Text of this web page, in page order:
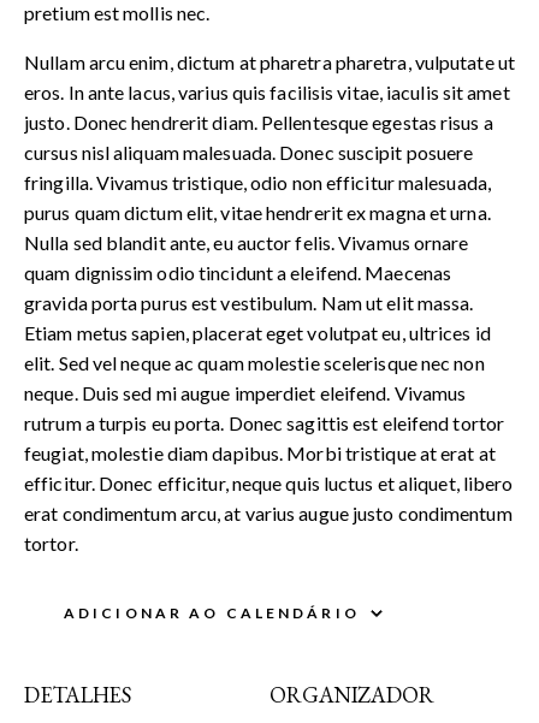
pretium est mollis nec.
Nullam arcu enim, dictum at pharetra pharetra, vulputate ut
eros. In ante lacus, varius quis facilisis vitae, iaculis sit amet
justo. Donec hendrerit diam. Pellentesque egestas risus a
cursus nisl aliquam malesuada. Donec suscipit posuere
fringilla. Vivamus tristique, odio non efficitur malesuada,
purus quam dictum elit, vitae hendrerit ex magna et urna.
Nulla sed blandit ante, eu auctor felis. Vivamus ornare
quam dignissim odio tincidunt a eleifend. Maecenas
gravida porta purus est vestibulum. Nam ut elit massa.
Etiam metus sapien, placerat eget volutpat eu, ultrices id
elit. Sed vel neque ac quam molestie scelerisque nec non
neque. Duis sed mi augue imperdiet eleifend. Vivamus
rutrum a turpis eu porta. Donec sagittis est eleifend tortor
feugiat, molestie diam dapibus. Morbi tristique at erat at
efficitur. Donec efficitur, neque quis luctus et aliquet, libero
erat condimentum arcu, at varius augue justo condimentum
tortor.
ADICIONAR AO CALENDÁRIO
DETALHES ORGANIZADOR